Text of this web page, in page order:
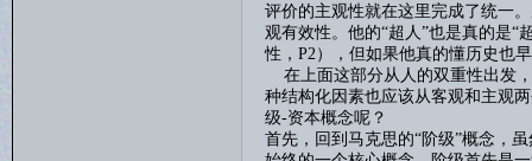
评价的主观性就在这里完成了统一
观有效性。他的“超人”也是真的是“
性， P2 ），但如果他真的懂历史也
在上面这部分从人的双重性出发
种结构化因素也应该从客观和主观
级-资本概念呢？
首先，回到马克思的“阶级”概念，